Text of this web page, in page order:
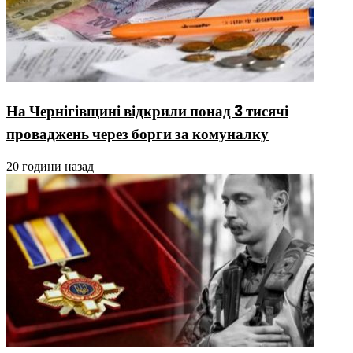
На Чернігівщині відкрили понад 3 тисячі
проваджень через борги за комуналку
20 години назад